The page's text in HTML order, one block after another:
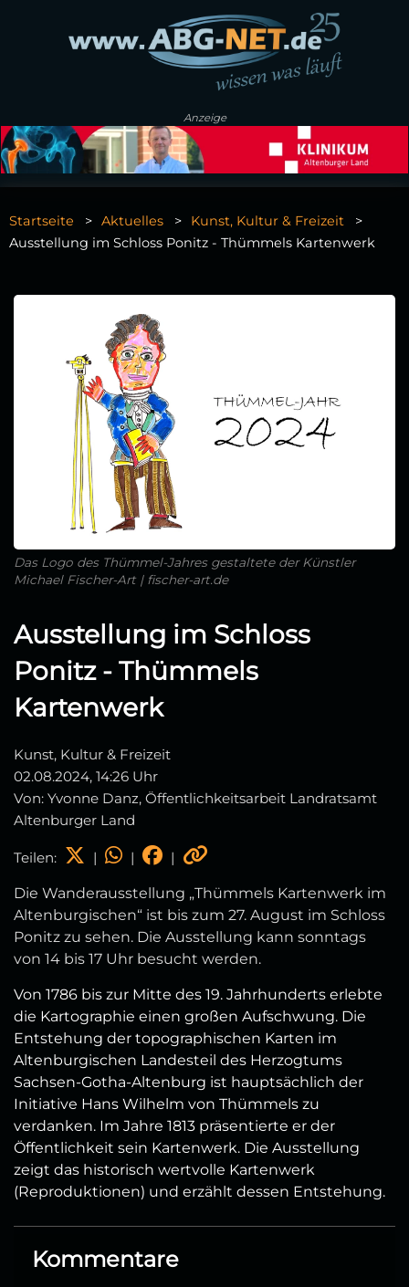
Anzeige
Startseite Aktuelles
Kunst, Kultur & Freizeit
Ausstellung im Schloss Ponitz - Thümmels Kartenwerk
Das Logo des Thümmel-Jahres gestaltete der Künstler
Michael Fischer-Art | fischer-art.de
Ausstellung im Schloss
Ponitz - Thümmels
Kartenwerk
Kunst, Kultur & Freizeit
02.08.2024, 14:26 Uhr
Von: Yvonne Danz, Öffentlichkeitsarbeit Landratsamt
Altenburger Land
Teilen: | | |
Die Wanderausstellung „Thümmels Kartenwerk im
Altenburgischen“ ist bis zum 27. August im Schloss
Ponitz zu sehen. Die Ausstellung kann sonntags
von 14 bis 17 Uhr besucht werden.
Von 1786 bis zur Mitte des 19. Jahrhunderts erlebte
die Kartographie einen großen Aufschwung. Die
Entstehung der topographischen Karten im
Altenburgischen Landesteil des Herzogtums
Sachsen-Gotha-Altenburg ist hauptsächlich der
Initiative Hans Wilhelm von Thümmels zu
verdanken. Im Jahre 1813 präsentierte er der
Öffentlichkeit sein Kartenwerk. Die Ausstellung
zeigt das historisch wertvolle Kartenwerk
(Reproduktionen) und erzählt dessen Entstehung.
Kommentare